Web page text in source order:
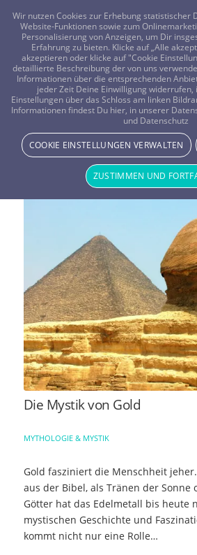
FRAGEN? KOSTENLOS ANRUFEN:
Schlagwortarchiv
Unsterblichkeit
Die Mystik von Gold
MYTHOLOGIE & MYSTIK
Gold fasziniert die Menschheit
aus der Bibel, als Tränen der Sonne
Götter hat das Edelmetall bis heute
mystischen Geschichte und
kommt nicht nur eine Rolle…
Wir nutzen Cookies zur Erhebung statistischer
Website-Funktionen sowie zum
Personalisierung von Anzeigen, um Dir
Erfahrung zu bieten. Klicke auf „Alle
akzeptieren oder klicke auf "Cookie
detaillierte Beschreibung der von uns
Informationen über die entsprechenden
jeder Zeit Deine Einwilligung widerrufen,
Einstellungen über das Schloss am linken
Informationen findest Du hier, in unserer
und Datenschutz
COOKIE EINSTELLUNGEN VERWALTEN
ZUSTIMMEN UND